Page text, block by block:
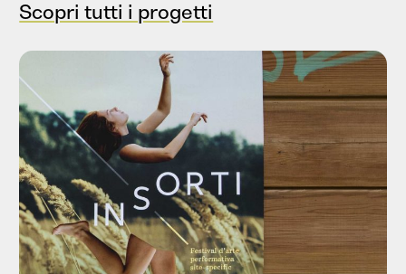
Scopri tutti i progetti